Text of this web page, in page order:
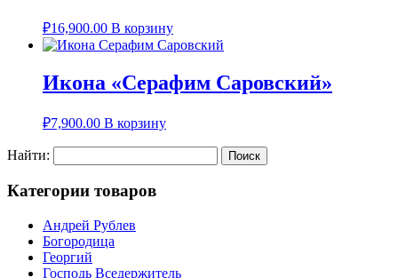
₽16,900.00 В корзину
Икона «Серафим Саровский»
₽7,900.00 В корзину
Найти:
Категории товаров
Андрей Рублев
Богородица
Георгий
Господь Вседержитель